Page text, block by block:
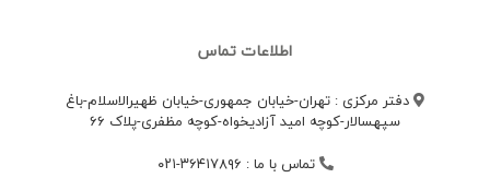
اطلاعات تماس
دفتر مرکزی : تهران-خیابان جمهوری-خیابان ظهیرالاسلام-باغ
سپهسالار-کوچه امید آزادیخواه-کوچه مظفری-پلاک 66
تماس با ما : ۳۶۴۱۷۸۹۶-۰۲۱